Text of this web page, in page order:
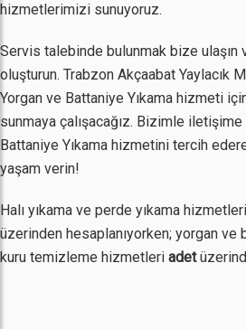
hizmetlerimizi sunuyoruz.
Servis talebinde bulunmak bize
oluşturun. Trabzon Akçaabat Yaylacık
Yorgan ve Battaniye Yıkama hizmeti
sunmaya çalışacağız. Bizimle
Battaniye Yıkama hizmetini tercih
yaşam verin!
Halı yıkama ve perde yıkama
üzerinden hesaplanıyorken; yorgan ve
kuru temizleme hizmetleri adet